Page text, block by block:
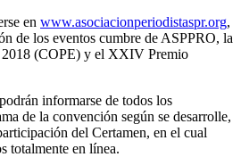
en www.asociacionperiodistaspr.org,
de los eventos cumbre de ASPPRO, la
2018 (COPE) y el XXIV Premio
informarse de todos los
de la convención según se desarrolle,
del Certamen, en el cual
totalmente en línea.